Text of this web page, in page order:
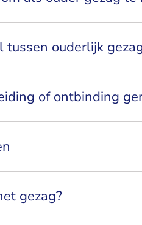
ouderlijk
of ontbinding
gezag?